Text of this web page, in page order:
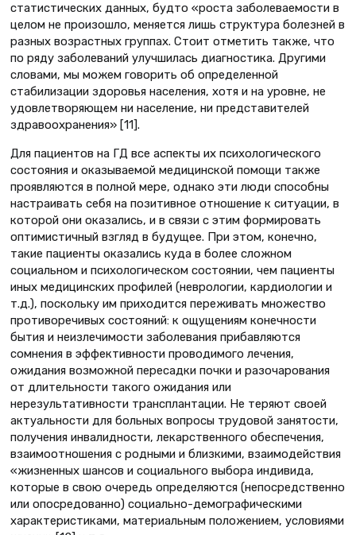
статистических данных, будто «роста заболеваемости в
целом не произошло, меняется лишь структура болезней в
разных возрастных группах. Стоит отметить также, что
по ряду заболеваний улучшилась диагностика. Другими
словами, мы можем говорить об определенной
стабилизации здоровья населения, хотя и на уровне, не
удовлетворяющем ни население, ни представителей
здравоохранения» [11].
Для пациентов на ГД все аспекты их психологического
состояния и оказываемой медицинской помощи также
проявляются в полной мере, однако эти люди способны
настраивать себя на позитивное отношение к ситуации, в
которой они оказались, и в связи с этим формировать
оптимистичный взгляд в будущее. При этом, конечно,
такие пациенты оказались куда в более сложном
социальном и психологическом состоянии, чем пациенты
иных медицинских профилей (неврологии, кардиологии и
т.д.), поскольку им приходится переживать множество
противоречивых состояний: к ощущениям конечности
бытия и неизлечимости заболевания прибавляются
сомнения в эффективности проводимого лечения,
ожидания возможной пересадки почки и разочарования
от длительности такого ожидания или
нерезультативности трансплантации. Не теряют своей
актуальности для больных вопросы трудовой занятости,
получения инвалидности, лекарственного обеспечения,
взаимоотношения с родными и близкими, взаимодействия
«жизненных шансов и социального выбора индивида,
которые в свою очередь определяются (непосредственно
или опосредованно) социально-демографическими
характеристиками, материальным положением, условиями